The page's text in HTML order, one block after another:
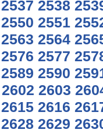
2537 2538
2550 2551
2563 2564
2576 2577
2589 2590
2602 2603
2615 2616
2628 2629